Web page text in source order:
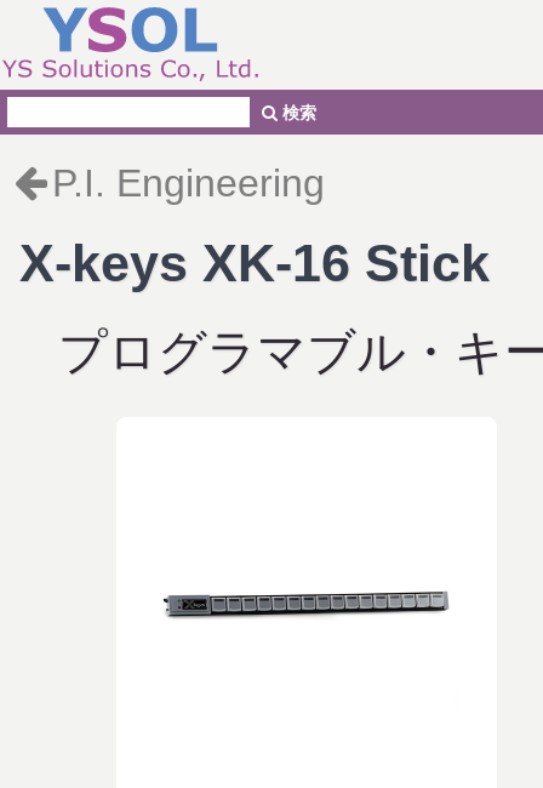
P.I. Engineering
X-keys XK-16 Stick
プログラマブル・キ
検索